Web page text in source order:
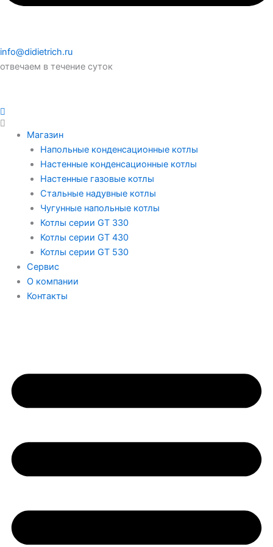
info@didietrich.ru
отвечаем в течение суток
Магазин
Напольные конденсационные котлы
Настенные конденсационные котлы
Настенные газовые котлы
Стальные надувные котлы
Чугунные напольные котлы
Котлы серии GT 330
Котлы серии GT 430
Котлы серии GT 530
Сервис
О компании
Контакты